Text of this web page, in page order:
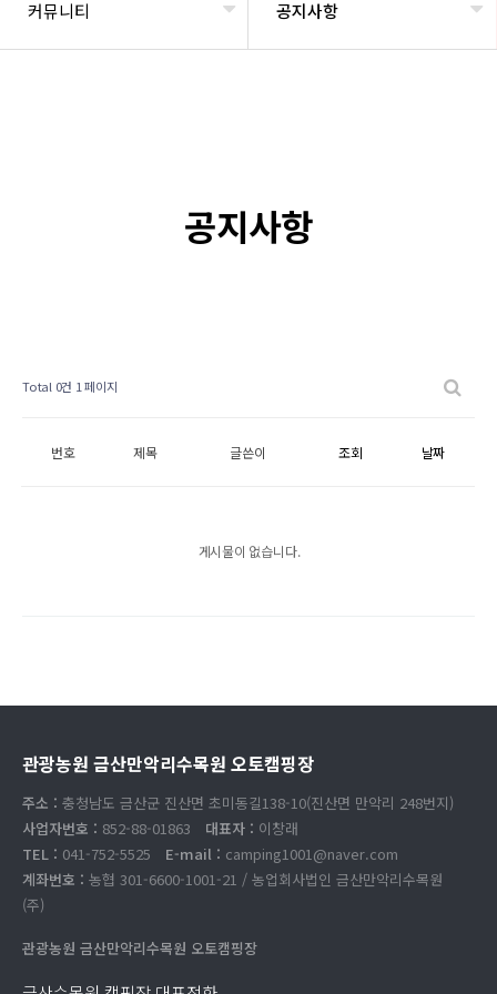
커뮤니티 공지사항
공지사항
Total 0건 1 페이지
번호 제목 글쓴이 조회 날짜
게시물이 없습니다.
관광농원 금산만악리수목원 오토캠핑장
주소 : 충청남도 금산군 진산면 초미동길138-10(진산면 만악리 248번지)
사업자번호 : 852-88-01863 대표자 : 이창래
TEL : 041-752-5525 E-mail : camping1001@naver.com
계좌번호 : 농협 301-6600-1001-21 / 농업회사법인 금산만악리수목원
(주)
관광농원 금산만악리수목원 오토캠핑장